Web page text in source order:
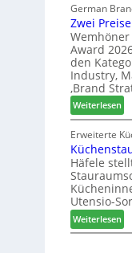
t
Z
u
k
u
n
f
t
s
t
F
ü
h
r
u
n
g
a
n
v
e
d
i
u
n
d
H
u
b
t
e
x
s
t
e
German
Zwei
Award
den
Industry,
‚Brand
Weiterlesen:
Z
w
e
i
P
r
e
i
s
Erweiterte
Häfele
Utensio-
Weiterlesen:
K